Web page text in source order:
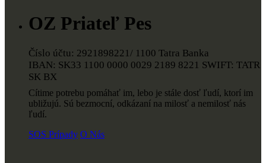
OZ Priateľ Pes
Číslo účtu: 2921898221/ 1100 Tatra Banka
IBAN: SK33 1100 0000 0029 2189 8221 SWIFT: TATR
SK BX
Cítime potrebu pomáhať im, lebo je stále dosť ľudí, ktorí im
ubližujú. Sú bezmocní, odkázaní na milosť a nemilosť nás
ľudí.
SOS Prípady O Nás